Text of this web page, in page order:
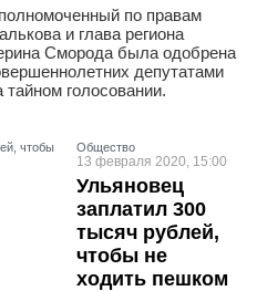
по правам
и глава региона
Сморода была одобрена
депутатами
тайном голосовании.
Общество
13 февраля 2020, 15:00
Ульяновец
заплатил 300
тысяч рублей,
чтобы не
ходить пешком